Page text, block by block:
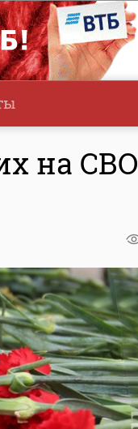
на СВО